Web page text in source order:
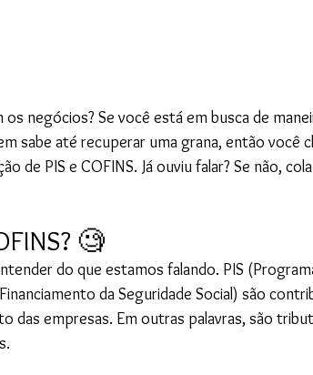
negócios? Se você está em busca de
sabe até recuperar uma grana, então você
de PIS e COFINS. Já ouviu falar? Se não,
🧐
do que estamos falando. PIS
da Seguridade Social) são
das empresas. Em outras palavras, são